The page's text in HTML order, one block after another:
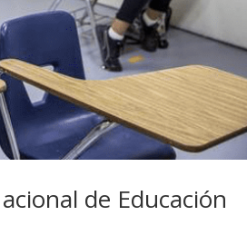
de Educación